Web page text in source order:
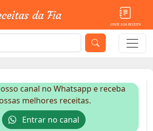
ENVIE SUA RECEITA
canal no Whatsapp e receba
melhores receitas.
Entrar no canal